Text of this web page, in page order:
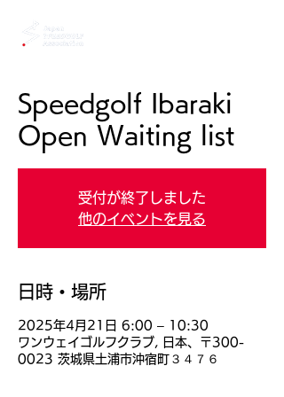
Speedgolf Ibaraki
Open Waiting list
受付が終了しました
他のイベントを見る
日時・場所
2025年4月21日 6:00 – 10:30
ワンウェイゴルフクラブ, 日本、〒300-
0023 茨城県土浦市沖宿町３４７６